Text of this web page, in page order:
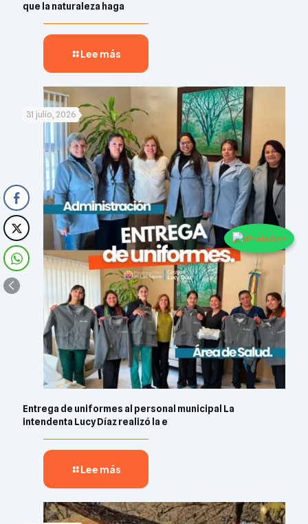
que la naturaleza haga
Lee más
31 julio, 2026
Entrega de uniformes al personal municipal La
intendenta Lucy Díaz realizó la e
Lee más